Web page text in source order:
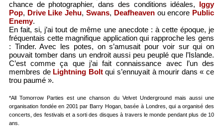
chance de photographier, dans des conditions idéales, Iggy
Pop, Drive Like Jehu,Swans, Deafheavenou encore Public
Enemy.
En fait, si, j’ai tout de même une anecdote : à cette époque, je
fréquentais cette magnifique application qui rapproche les gens
: Tinder. Avec les potes, on s’amusait pour voir sur qui on
pouvait tomber dans un endroit aussi peu peuplé que l’Islande.
C’est comme ça que j’ai fait connaissance avec l’un des
membres de Lightning Boltqui s’ennuyait à mourir dans « ce
trou paumé ».
*All Tomorrow Parties est une chanson du Velvet Underground mais aussi une
organisation fondée en 2001 par Barry Hogan, basée à Londres, qui a organisé des
concerts, des festivals et a sorti des disques à travers le monde pendant plus de 10
ans.